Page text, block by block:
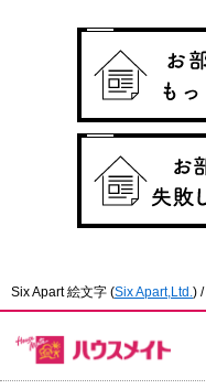
Six Apart 絵文字 (Six Apart,Ltd. ) /